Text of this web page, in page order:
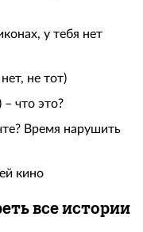
у тебя нет
не тот)
что это?
Время нарушить
кино
все истории